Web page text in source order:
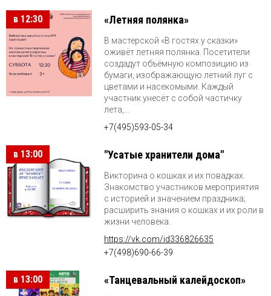
в 12:30 «Летняя полянка»
В мастерской «В гостях у сказки»
оживёт летняя полянка. Посетители
создадут объёмную композицию из
бумаги, изображающую летний луг с
цветами и насекомыми. Каждый
участник унесёт с собой частичку
лета,...
+7(495)593-05-34
в 13:00 "Усатые хранители дома"
Викторина о кошках и их повадках.
Знакомство участников мероприятия
с историей и значением праздника;
расширить знания о кошках и их роли в
жизни человека.
https://vk.com/id336826635
+7(498)690-66-39
в 13:00 «Танцевальный калейдоскоп»